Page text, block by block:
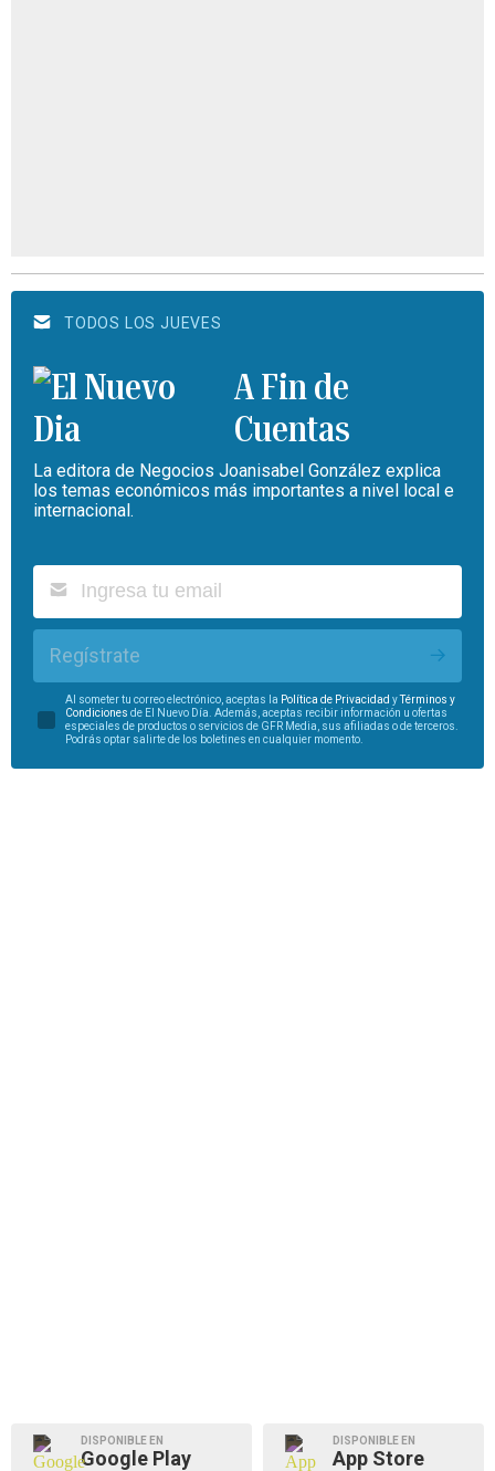
TODOS LOS JUEVES
A Fin de
Cuentas
La editora de Negocios Joanisabel González explica
los temas económicos más importantes a nivel local e
internacional.
Regístrate
Al someter tu correo electrónico, aceptas la Política de Privacidad yTérminos y
Condiciones de El Nuevo Día. Además, aceptas recibir información u ofertas
especiales de productos o servicios de GFR Media, sus afiliadas o de terceros.
Podrás optar salirte de los boletines en cualquier momento.
DISPONIBLE EN
Google Play
DISPONIBLE EN
App Store